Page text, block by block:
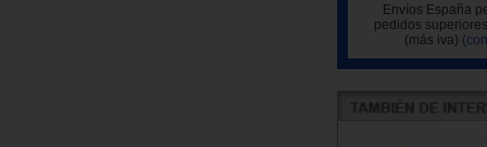
Envíos España
pedidos
(más iva)